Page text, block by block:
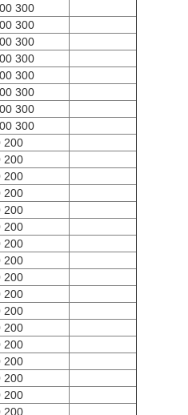
300
300
300
300
300
300
300
300
200
200
200
200
200
200
200
200
200
200
200
200
200
200
200
200
200